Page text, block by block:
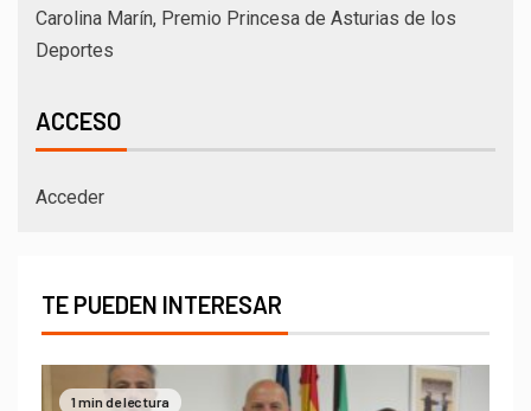
Carolina Marín, Premio Princesa de Asturias de los
Deportes
ACCESO
Acceder
TE PUEDEN INTERESAR
1 min de lectura